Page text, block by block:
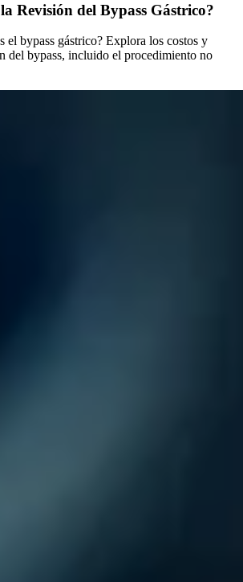
Revisión del Bypass Gástrico?
el bypass gástrico? Explora los costos y
del bypass, incluido el procedimiento no